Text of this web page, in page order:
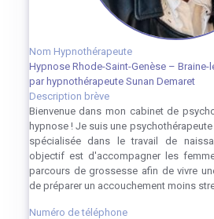
Nom Hypnothérapeute
Hypnose Rhode-Saint-Genèse – Braine-
par hypnothérapeute Sunan Demaret
Description brève
Bienvenue dans mon cabinet de
hypnose ! Je suis une
spécialisée dans le travail de
objectif est d'accompagner les
parcours de grossesse afin de vivre
de préparer un accouchement moins
Numéro de téléphone